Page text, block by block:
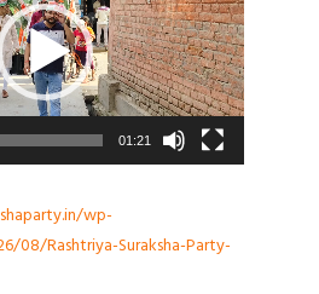
01:21
wp-
08/Rashtriya-Suraksha-Party-